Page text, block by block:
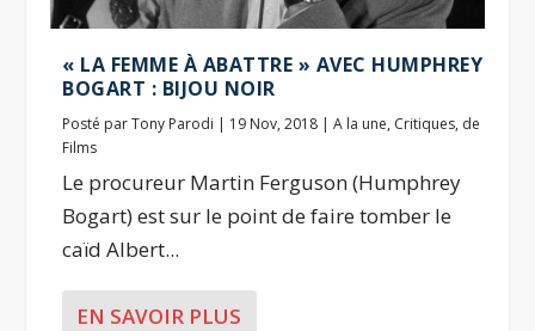
« LA FEMME À ABATTRE » AVEC HUMPHREY
BOGART : BIJOU NOIR
Posté parTony Parodi | 19 Nov, 2018 |A la une, Critiques, de
Films
Le procureur Martin Ferguson (Humphrey
Bogart) est sur le point de faire tomber le
caïd Albert...
EN SAVOIR PLUS